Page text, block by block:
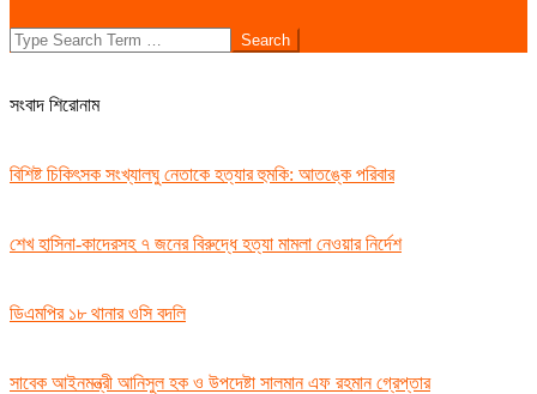
Search
সংবাদ শিরোনাম
বিশিষ্ট চিকিৎসক সংখ্যালঘু নেতাকে হত্যার হুমকি: আতঙ্কে পরিবার
শেখ হাসিনা-কাদেরসহ ৭ জনের বিরুদ্ধে হত্যা মামলা নেওয়ার নির্দেশ
ডিএমপির ১৮ থানার ওসি বদলি
সাবেক আইনমন্ত্রী আনিসুল হক ও উপদেষ্টা সালমান এফ রহমান গ্রেপ্তার